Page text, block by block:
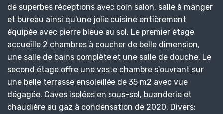
de superbes réceptions avec coin salon, salle à manger
et bureau ainsi qu'une jolie cuisine entièrement
équipée avec pierre bleue au sol. Le premier étage
accueille 2 chambres à coucher de belle dimension,
une salle de bains complète et une salle de douche. Le
second étage offre une vaste chambre s'ouvrant sur
une belle terrasse ensoleillée de 35 m2 avec vue
dégagée. Caves isolées en sous-sol, buanderie et
chaudière au gaz à condensation de 2020. Divers: